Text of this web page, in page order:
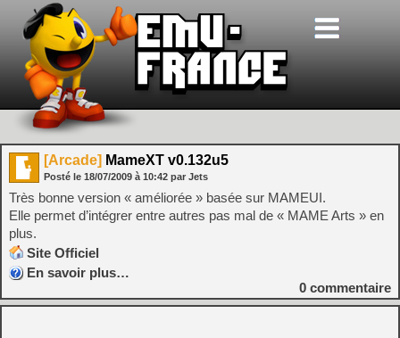
[Arcade] MameXT v0.132u5
Posté le 18/07/2009 à 10:42 par Jets
Très bonne version « améliorée » basée sur MAMEUI.
Elle permet d’intégrer entre autres pas mal de « MAME Arts » en
plus.
Site Officiel
En savoir plus…
0 commentaire